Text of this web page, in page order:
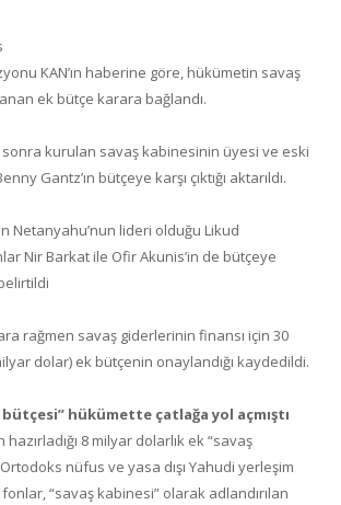
KAN’ın haberine göre, hükümetin savaş
ek bütçe karara bağlandı.
sonra kurulan savaş kabinesinin üyesi ve eski
Gantz’ın bütçeye karşı çıktığı aktarıldı.
Netanyahu’nun lideri olduğu Likud
Nir Barkat ile Ofir Akunis’in de bütçeye
rağmen savaş giderlerinin finansı için 30
dolar) ek bütçenin onaylandığı kaydedildi.
bütçesi” hükümette çatlağa yol açmıştı
8 milyar dolarlık ek “savaş
nüfus ve yasa dışı Yahudi yerleşim
“savaş kabinesi” olarak adlandırılan